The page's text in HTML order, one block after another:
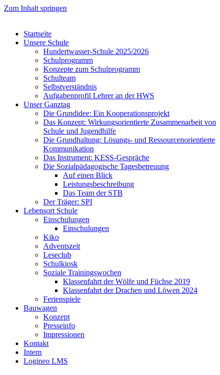
Zum Inhalt springen
Startseite
Unsere Schule
Hundertwasser-Schule 2025/2026
Schulprogramm
Konzepte zum Schulprogramm
Schulteam
Selbst­ver­ständ­nis
Aufgabenprofil Lehrer an der HWS
Unser Ganztag
Die Grundidee: Ein Kooperationsprojekt
Das Konzept: Wirkungsorientierte Zusammenarbeit von
Schule und Jugendhilfe
Die Grundhaltung: Lösungs- und Ressourcenorientierte
Kommunikation
Das Instrument: KESS-Gespräche
Die Sozialpädagogische Tagesbetreuung
Auf einen Blick
Leistungsbeschreibung
Das Team der STB
Der Träger: SPI
Lebensort Schule
Einschulungen
Einschulungen
Kiko
Adventszeit
Leseclub
Schulkiosk
Soziale Trainingswochen
Klassenfahrt der Wölfe und Füchse 2019
Klassenfahrt der Drachen und Löwen 2024
Ferienspiele
Bauwagen
Konzept
Presseinfo
Impressionen
Kontakt
Intern
Logineo LMS